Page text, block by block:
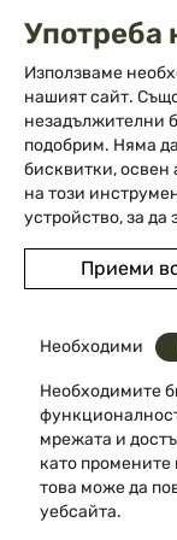
02 983 5014
Прескачане
съдържанието
Начало
Преминете
галерията
изображенията
Употреба
Използваме
нашият сайт.
незадължителни
подобрим. Няма
бисквитки, освен
на този
устройство, за
Приеми
Необходими
Необходимите
мрежата и
като промените
това може да
уебсайта.